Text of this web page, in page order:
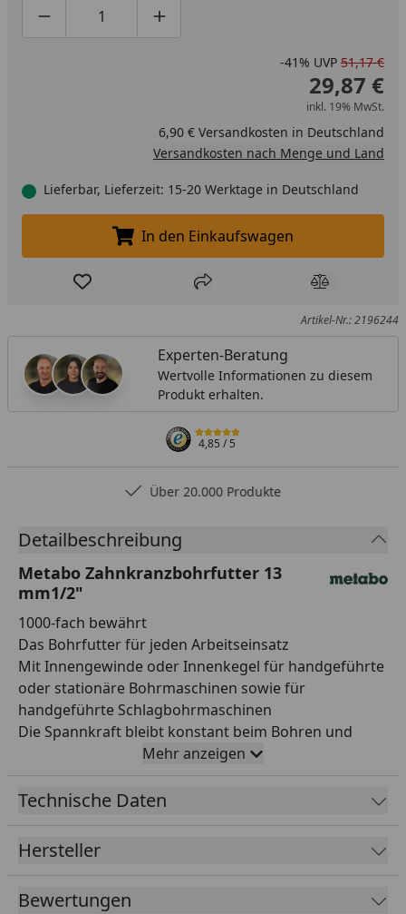
Produktmenge um eins verringern
Produktmenge manuell eingeben
Produktmenge um eins erhöhen
-41% UVP 51,17 €
29,87 €
inkl. 19% MwSt.
6,90 € Versandkosten in Deutschland
Versandkosten nach Menge und Land
Lieferbar, Lieferzeit: 15-20 Werktage in Deutschland
In den Einkaufswagen legen
In den Einkaufswagen
Produkt zur Wunschliste hinzufügen
Teilen Produkt
Artikel-Nr.: 2196244
Experten-Beratung
Wertvolle Informationen zu diesem
Produkt erhalten.
4,85/ 5
Über 20.000 Produkte
Detailbeschreibung
Metabo Zahnkranzbohrfutter 13
mm1/2"
1000-fach bewährt
Das Bohrfutter für jeden Arbeitseinsatz
Mit Innengewinde oder Innenkegel für handgeführte
oder stationäre Bohrmaschinen sowie für
handgeführte Schlagbohrmaschinen
Die Spannkraft bleibt konstant beim Bohren und
Durchbohrt mit Sicherungsschraube für R+L-
Maschinen
Mehr anzeigen
Technische Daten
Hersteller
Bewertungen